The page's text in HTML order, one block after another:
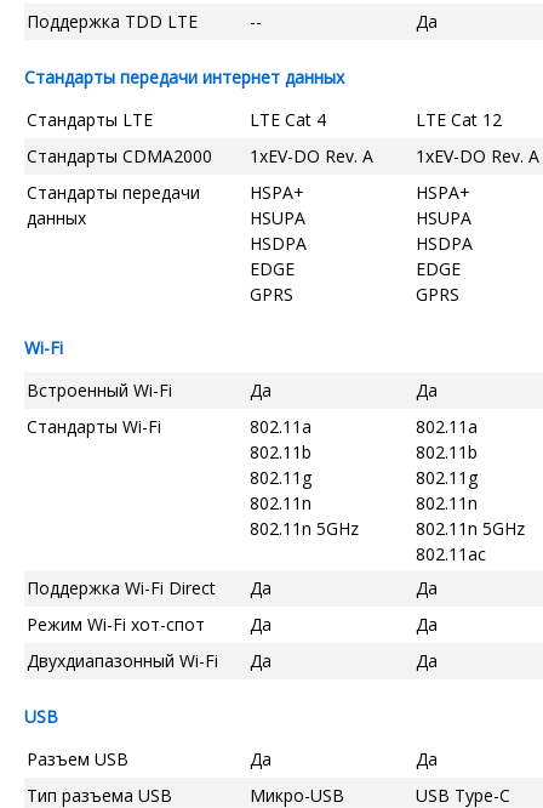
Поддержка TDD LTE -- Да
Стандарты передачи интернет данных
Стандарты LTE
LTE Cat 4
LTE Cat 12
Стандарты CDMA2000
1xEV-DO Rev. A
1xEV-DO Rev. A
Стандарты передачи
данных
HSPA+
HSUPA
HSDPA
EDGE
GPRS
HSPA+
HSUPA
HSDPA
EDGE
GPRS
Wi-Fi
Встроенный Wi-Fi
Да
Да
Стандарты Wi-Fi
802.11a
802.11b
802.11g
802.11n
802.11n 5GHz
802.11a
802.11b
802.11g
802.11n
802.11n 5GHz
802.11ac
Поддержка Wi-Fi Direct
Да
Да
Режим Wi-Fi хот-спот
Да
Да
Двухдиапазонный Wi-Fi
Да Да
USB
Разъем USB
Да
Да
Тип разъема USB
Микро-USB
USB Type-C